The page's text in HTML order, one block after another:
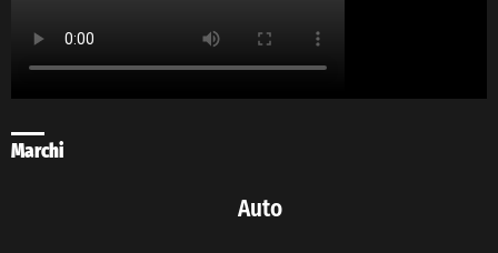
Marchi
Auto